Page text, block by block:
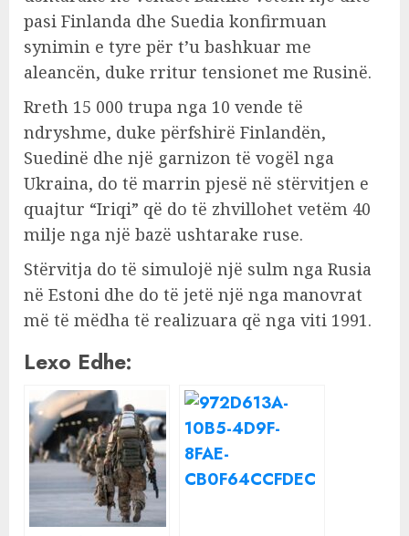
pasi Finlanda dhe Suedia konfirmuan
synimin e tyre për t’u bashkuar me
aleancën, duke rritur tensionet me Rusinë.
Rreth 15 000 trupa nga 10 vende të
ndryshme, duke përfshirë Finlandën,
Suedinë dhe një garnizon të vogël nga
Ukraina, do të marrin pjesë në stërvitjen e
quajtur “Iriqi” që do të zhvillohet vetëm 40
milje nga një bazë ushtarake ruse.
Stërvitja do të simulojë një sulm nga Rusia
në Estoni dhe do të jetë një nga manovrat
më të mëdha të realizuara që nga viti 1991.
Lexo Edhe: